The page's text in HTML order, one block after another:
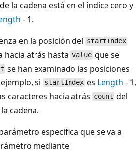
la cadena está en el índice cero y
- 1.
en la posición del startIndex
hacia atrás hasta value que se
se han examinado las posiciones
si startIndex es Length - 1,
caracteres hacia atrás count del
cadena.
parámetro especifica que se va a
mediante: